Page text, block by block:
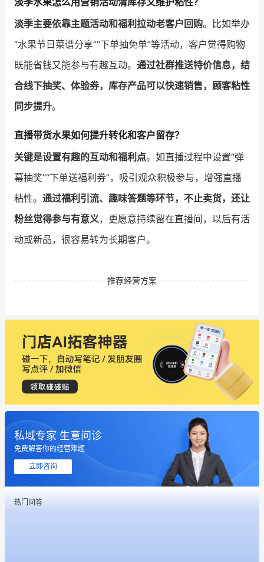
淡季主要依靠主题活动和福利拉动老客户回购。比如举办
“水果节日菜谱分享”“下单抽免单”等活动，客户觉得购物
既能省钱又能参与有趣互动。 通过社群推送特价信息，结
合线下抽奖、体验券，库存产品可以快速销售，顾客粘性
同步提升。
直播带货水果如何提升转化和客户留存？
关键是设置有趣的互动和福利点。如直播过程中设置“弹
幕抽奖”“下单送福利券”，吸引观众积极参与，增强直播
粘性。 通过福利引流、趣味答题等环节，不止卖货，还让
粉丝觉得参与有意义，更愿意持续留在直播间，以后有活
动或新品，很容易转为长期客户。
推荐经营方案
私域专家 生意问诊
免费解答你的经营难题
立即咨询
热门问答
这个营销策划案例推荐大家看一下
用有赞就能在微信、小红书同时经营了
餐饮也得靠私域和服务提高竞争力